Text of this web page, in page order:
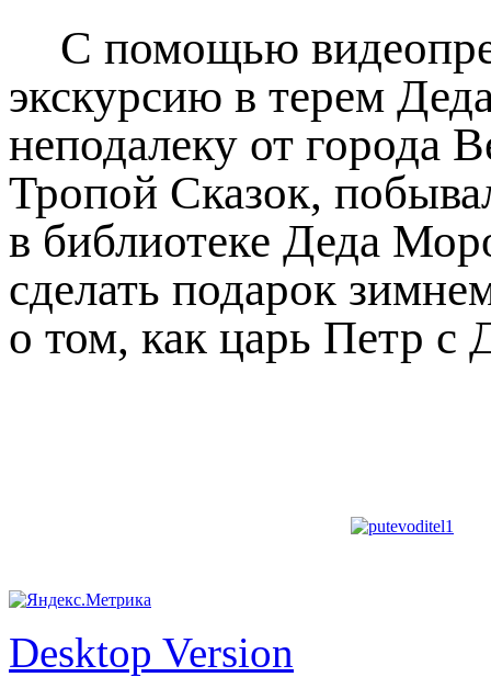
С помощью
экскурсию в терем
неподалеку от города
Тропой Сказок,
в библиотеке Деда
сделать подарок
о том, как царь Петр с
Desktop Version